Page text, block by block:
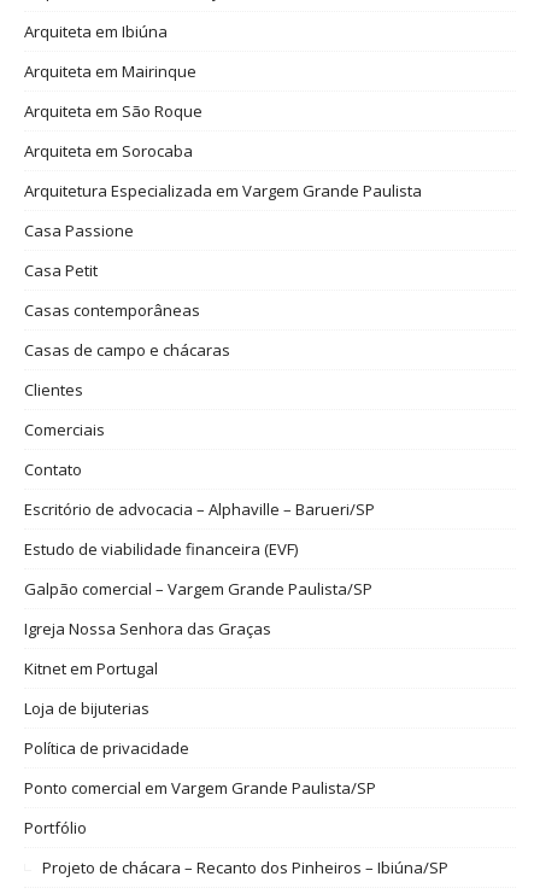
Arquiteta em Ibiúna
Arquiteta em Mairinque
Arquiteta em São Roque
Arquiteta em Sorocaba
Arquitetura Especializada em Vargem Grande Paulista
Casa Passione
Casa Petit
Casas contemporâneas
Casas de campo e chácaras
Clientes
Comerciais
Contato
Escritório de advocacia – Alphaville – Barueri/SP
Estudo de viabilidade financeira (EVF)
Galpão comercial – Vargem Grande Paulista/SP
Igreja Nossa Senhora das Graças
Kitnet em Portugal
Loja de bijuterias
Política de privacidade
Ponto comercial em Vargem Grande Paulista/SP
Portfólio
Projeto de chácara – Recanto dos Pinheiros – Ibiúna/SP